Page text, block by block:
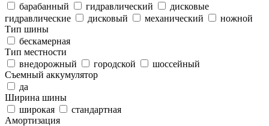
барабанный
гидравлический
дисковые
гидравлические
дисковый механический
ножной
Тип шины
бескамерная
Тип местности
внедорожный
городской
шоссейный
Съемный аккумулятор
да
Ширина шины
широкая
стандартная
Амортизация